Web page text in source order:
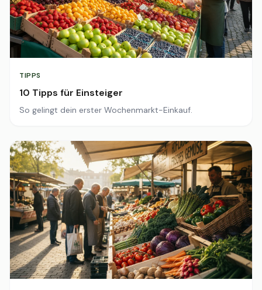
TIPPS
10 Tipps für Einsteiger
So gelingt dein erster Wochenmarkt-Einkauf.